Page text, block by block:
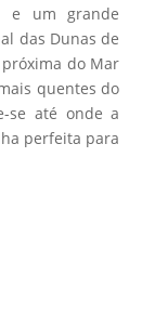
e um grande
das Dunas de
próxima do Mar
quentes do
se até onde a
perfeita para